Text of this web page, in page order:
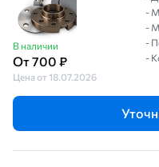
В наличии
От 700 ₽
Цена от 18.07.2026
-
-
-
-